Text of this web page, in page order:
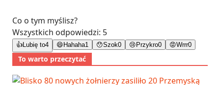
Co o tym myślisz?
Wszystkich odpowiedzi: 5
👍 Lubię to4 😄 Hahaha1 😯Szok0 😢 Przykro0 😡Wrrr0
To warto przeczytać